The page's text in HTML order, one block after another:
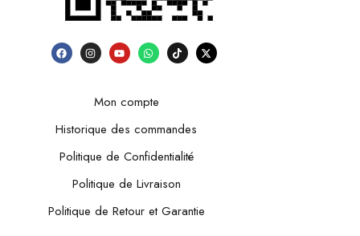
Mon compte
Historique des commandes
Politique de Confidentialité
Politique de Livraison
Politique de Retour et Garantie